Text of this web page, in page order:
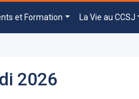
et Formation La Vie au CCSJ
2026